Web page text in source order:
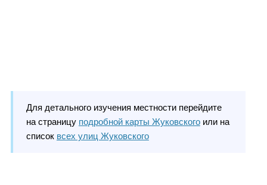
Для детального изучения местности перейдите
на страницу подробной карты Жуковскогоили на
список всех улиц Жуковского